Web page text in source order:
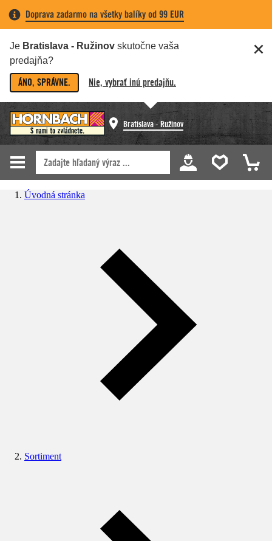
Doprava zadarmo na všetky balíky od 99 EUR
Je Bratislava - Ružinov skutočne vaša
predajňa?
ÁNO, SPRÁVNE. Nie, vybrať inú predajňu.
Bratislava - Ružinov
Úvodná stránka
Sortiment